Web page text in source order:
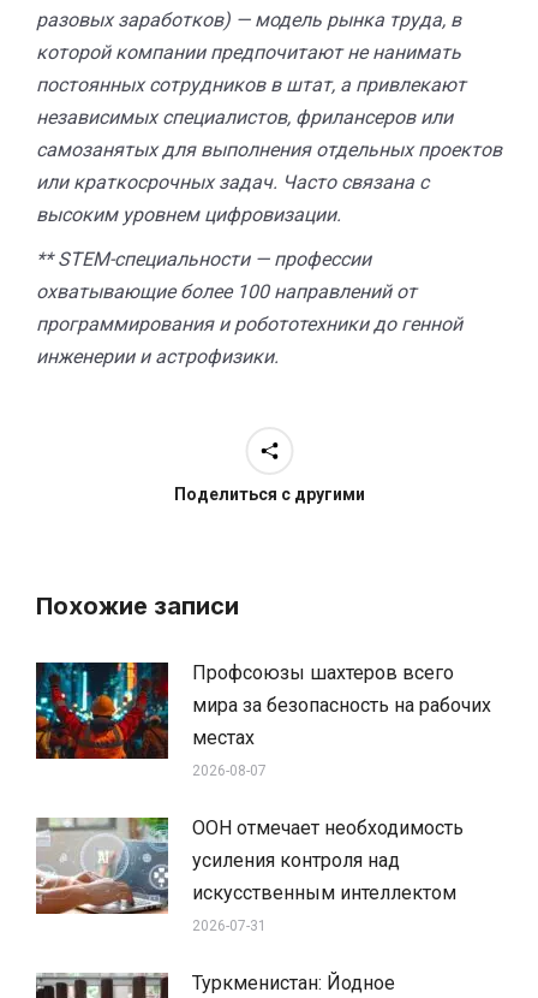
разовых заработков) — модель рынка труда, в
которой компании предпочитают не нанимать
постоянных сотрудников в штат, а привлекают
независимых специалистов, фрилансеров или
самозанятых для выполнения отдельных проектов
или краткосрочных задач. Часто связана с
высоким уровнем цифровизации.
**STEM-специальности —профессии
охватывающиеболее 100 направлений от
программирования и робототехники до генной
инженерии и астрофизики.
Поделиться с другими
Похожие записи
Профсоюзы шахтеров всего
мира за безопасность на рабочих
местах
2026-08-07
ООН отмечает необходимость
усиления контроля над
искусственным интеллектом
2026-07-31
Туркменистан: Йодное